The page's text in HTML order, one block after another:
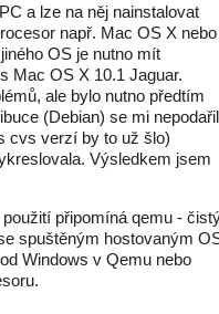
a lze na něj nainstalovat
např. Mac OS X nebo
OS je nutno mít
Mac OS X 10.1 Jaguar.
ale bylo nutno předtím
(Debian) se mi
cvs verzí by to už šlo)
Výsledkem jsem
připomíná qemu -
spuštěným hostovaným
Windows v Qemu nebo